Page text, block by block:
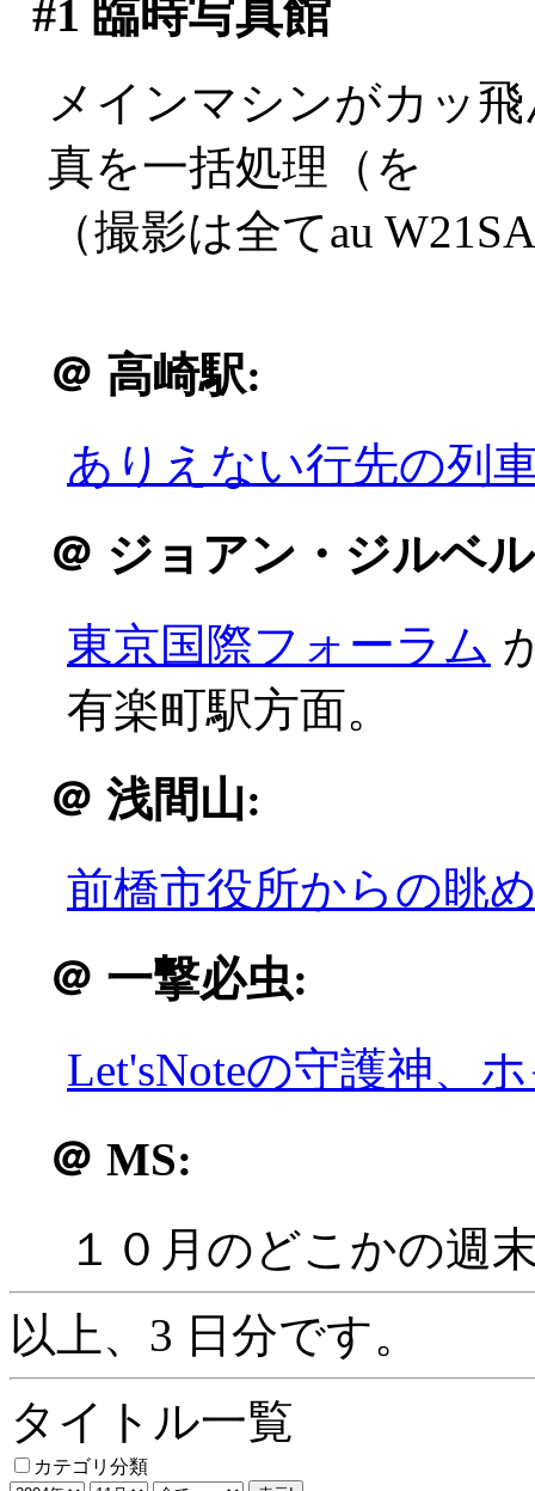
#1 臨時写真館
メインマシンがカッ
真を一括処理（を
（撮影は全てau
＠ 高崎駅:
ありえない行先の列
＠ ジョアン・ジルベ
東京国際フォーラム
有楽町駅方面。
＠ 浅間山:
前橋市役所からの眺
＠ 一撃必虫:
Let'sNoteの守護神、
＠ MS:
１０月のどこかの週
以上、3 日分です。
タイトル一覧
カテゴリ分類